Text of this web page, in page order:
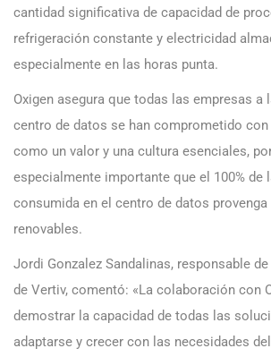
cantidad significativa de capacidad de
refrigeración constante y electricidad
especialmente en las horas punta.
Oxigen asegura que todas las empresas a
centro de datos se han comprometido
como un valor y una cultura esenciales,
especialmente importante que el 100% de
consumida en el centro de datos provenga
renovables.
Jordi Gonzalez Sandalinas, responsable
de Vertiv, comentó: «La colaboración con
demostrar la capacidad de todas las
adaptarse y crecer con las necesidades